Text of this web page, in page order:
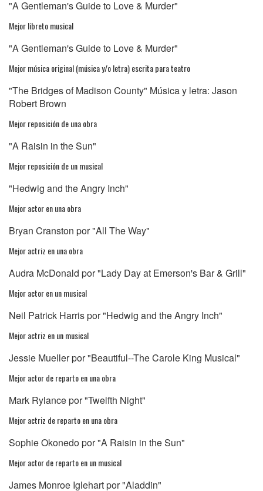
"A Gentleman's Guide to Love & Murder"
Mejor libreto musical
"A Gentleman's Guide to Love & Murder"
Mejor música original (música y/o letra) escrita para teatro
"The Bridges of Madison County" Música y letra: Jason
Robert Brown
Mejor reposición de una obra
"A Raisin in the Sun"
Mejor reposición de un musical
"Hedwig and the Angry Inch"
Mejor actor en una obra
Bryan Cranston por "All The Way"
Mejor actriz en una obra
Audra McDonald por "Lady Day at Emerson's Bar & Grill"
Mejor actor en un musical
Neil Patrick Harris por "Hedwig and the Angry Inch"
Mejor actriz en un musical
Jessie Mueller por "Beautiful--The Carole King Musical"
Mejor actor de reparto en una obra
Mark Rylance por "Twelfth Night"
Mejor actriz de reparto en una obra
Sophie Okonedo por "A Raisin in the Sun"
Mejor actor de reparto en un musical
James Monroe Iglehart por "Aladdin"